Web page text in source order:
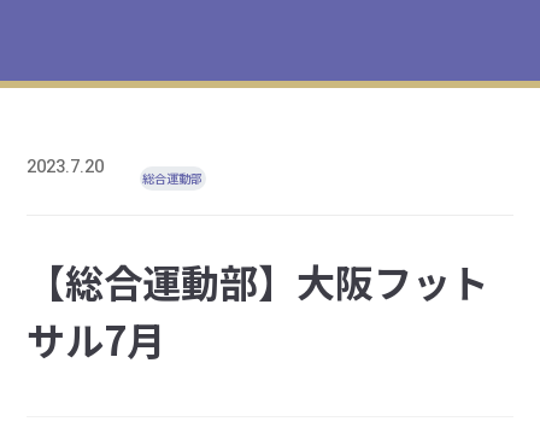
2023.7.20 総合運動部
【総合運動部】大阪フット
サル7月